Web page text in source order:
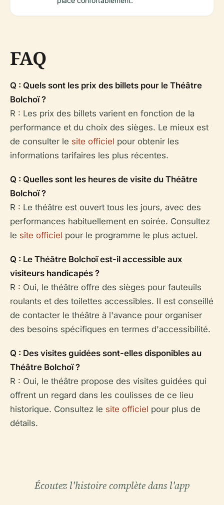
FAQ
Q : Quels sont les prix des billets pour le Théâtre
Bolchoï ?
R : Les prix des billets varient en fonction de la
performance et du choix des sièges. Le mieux est
de consulter le site officiel pour obtenir les
informations tarifaires les plus récentes.
Q : Quelles sont les heures de visite du Théâtre
Bolchoï ?
R : Le théâtre est ouvert tous les jours, avec des
performances habituellement en soirée. Consultez
le site officiel pour le programme le plus actuel.
Q : Le Théâtre Bolchoï est-il accessible aux
visiteurs handicapés ?
R : Oui, le théâtre offre des sièges pour fauteuils
roulants et des toilettes accessibles. Il est conseillé
de contacter le théâtre à l'avance pour organiser
des besoins spécifiques en termes d'accessibilité.
Q : Des visites guidées sont-elles disponibles au
Théâtre Bolchoï ?
R : Oui, le théâtre propose des visites guidées qui
offrent un regard dans les coulisses de ce lieu
historique. Consultez le site officiel pour plus de
détails.
Écoutez l'histoire complète dans l'app